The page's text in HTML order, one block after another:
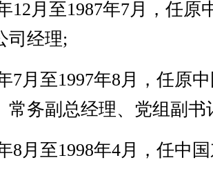
12月至1987年7月，任
司经理;
7月至1997年8月，任原
常务副总经理、党组副书
8月至1998年4月，任中